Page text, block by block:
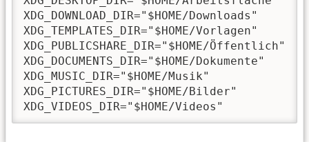
XDG_DOWNLOAD_DIR="$HOME/Downloads"
XDG_TEMPLATES_DIR="$HOME/Vorlagen"
XDG_PUBLICSHARE_DIR="$HOME/Öffentlich"
XDG_DOCUMENTS_DIR="$HOME/Dokumente"
XDG_MUSIC_DIR="$HOME/Musik"
XDG_PICTURES_DIR="$HOME/Bilder"
XDG_VIDEOS_DIR="$HOME/Videos"